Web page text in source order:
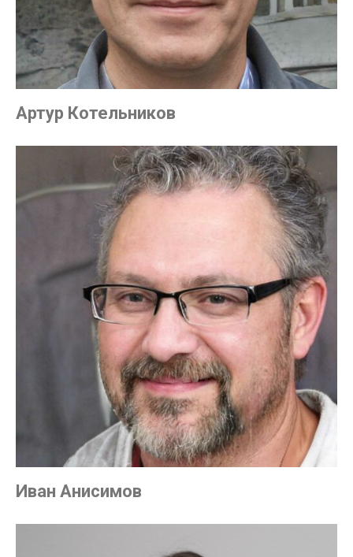
Артур Котельников
Иван Анисимов